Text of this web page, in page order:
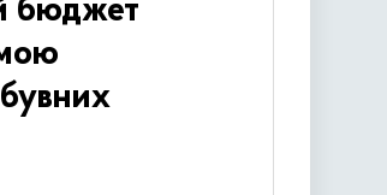
бюджет